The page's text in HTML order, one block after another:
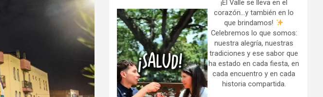
¡El Valle se lleva en el
corazón…y también en lo
que brindamos!
Celebremos lo que somos:
nuestra alegría, nuestras
tradiciones y ese sabor que
ha estado en cada fiesta, en
cada encuentro y en cada
historia compartida.